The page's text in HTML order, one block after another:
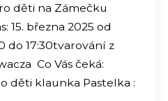
děti na Zámečku
15. března 2025 od
do 17:30tvarování z
Co Vás čeká:
děti klaunka Pastelka :